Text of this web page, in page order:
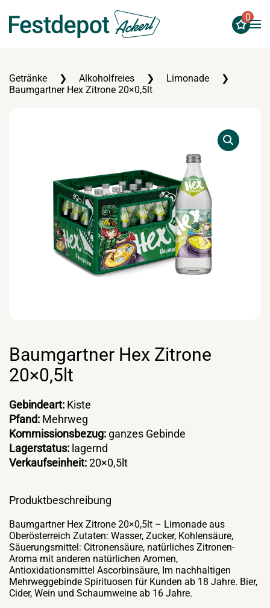
Zum Hauptinhalt springen
0
Getränke Alkoholfreies
Limonade
Baumgartner Hex Zitrone 20×0,5lt
Baumgartner Hex Zitrone
20×0,5lt
Gebindeart: Kiste
Pfand: Mehrweg
Kommissionsbezug: ganzes Gebinde
Lagerstatus: lagernd
Verkaufseinheit:20×0,5lt
Produktbeschreibung
Baumgartner Hex Zitrone 20×0,5lt – Limonade aus
Oberösterreich Zutaten: Wasser, Zucker, Kohlensäure,
Säuerungsmittel: Citronensäure, natürliches Zitronen-
Aroma mit anderen natürlichen Aromen,
Antioxidationsmittel Ascorbinsäure, Im nachhaltigen
Mehrweggebinde Spirituosen für Kunden ab 18 Jahre. Bier,
Cider, Wein und Schaumweine ab 16 Jahre.